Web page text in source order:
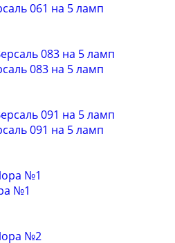
061 на 5 ламп
083 на 5 ламп
091 на 5 ламп
№1